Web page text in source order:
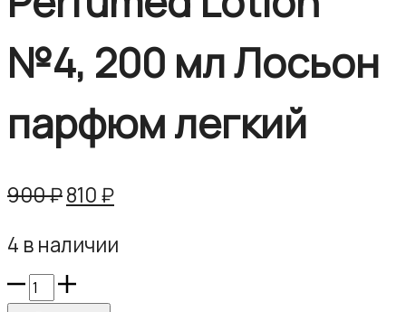
№4, 200 мл Лосьон
парфюм легкий
900₽Первоначальная
составляла
900 ₽.
810₽Текущая
810 ₽.
4 в наличии
Количество